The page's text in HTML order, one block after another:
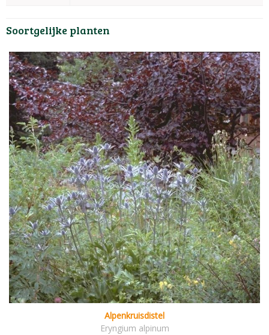
Soortgelijke planten
Alpenkruisdistel
Eryngium alpinum